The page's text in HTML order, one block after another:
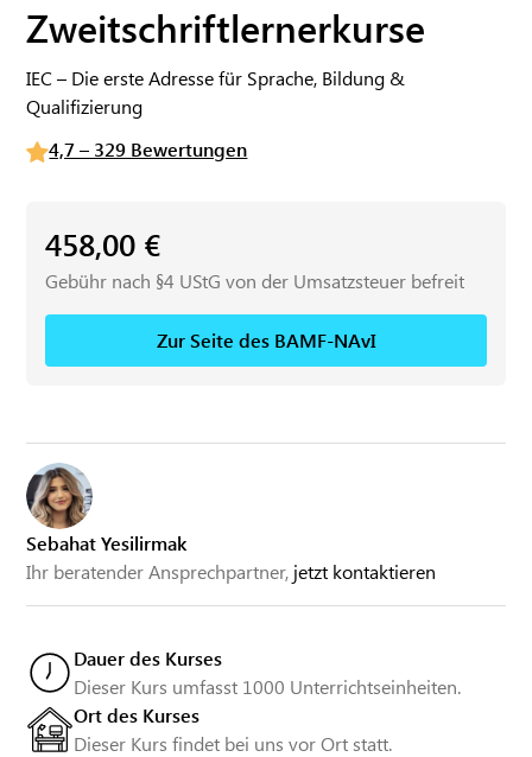
Sebahat Yesilirmak
Ihr beratender Ansprechpartner, jetzt kontaktieren
Dauer des Kurses
Dieser Kurs umfasst 1000 Unterrichtseinheiten.
Ort des Kurses
Dieser Kurs findet bei uns vor Ort statt.
Zweitschriftlernerkurse
IEC – Die erste Adresse für Sprache, Bildung &
Qualifizierung
4,7 – 329 Bewertungen
458,00 €
Gebühr nach §4 UStG von der Umsatzsteuer befreit
Zur Seite des BAMF-NAvI